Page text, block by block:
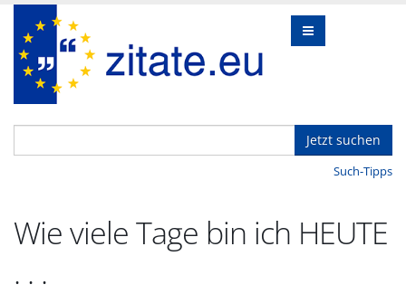
Jetzt suchen
Such-Tipps
Wie viele Tage bin ich HEUTE
. . .